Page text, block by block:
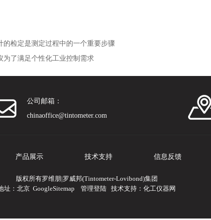
的检定是测定过程中的一个重要步骤
为了满足个性化工业控制需求
公司邮箱：
chinaoffice@tintometer.com
产品展示 技术支持 信息反馈
版权所有罗维朋|罗威邦(Tintometer-Lovibond)集团
址：北京 GoogleSitemap 管理登陆 技术支持： 化工仪器网